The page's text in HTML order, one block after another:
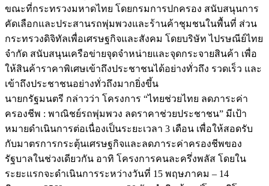
ขณะที่กระทรวงมหาดไทย โดยกรมการปกครอง สนับสนุนการ
คัดเลือกและประสานรถพุ่มพวงและร้านค้าชุมชนในพื้นที่ ส่วน
กระทรวงดิจิทัลเพื่อเศรษฐกิจและสังคม โดยบริษัท ไปรษณีย์ไทย
จำกัด สนับสนุนเครือข่ายจุดจำหน่ายและจุดกระจายสินค้า เพื่อ
ให้สินค้าราคาพิเศษเข้าถึงประชาชนได้อย่างทั่วถึง รวดเร็ว และ
เข้าถึงประชาชนอย่างทั่วถึงมากยิ่งขึ้น
นายกรัฐมนตรี กล่าวว่า โครงการ “ไทยช่วยไทย ลดภาระค่า
ครองชีพ : พาณิชย์รถพุ่มพวง ลดราคาช่วยประชาชน” มีเป้า
หมายดำเนินการต่อเนื่องเป็นระยะเวลา 3 เดือน เพื่อให้สอดรับ
กับมาตรการกระตุ้นเศรษฐกิจและลดภาระค่าครองชีพของ
รัฐบาลในช่วงเดียวกัน อาทิ โครงการคนละครึ่งพลัส โดยใน
ระยะแรกจะดำเนินการระหว่างวันที่ 15 พฤษภาคม – 14